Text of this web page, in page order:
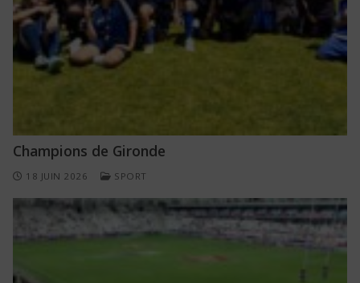
Champions de Gironde
18 JUIN 2026 SPORT